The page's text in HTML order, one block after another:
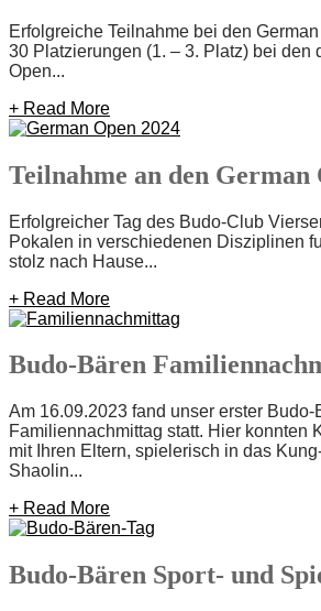
Erfolgreiche Teilnahme bei den
30 Platzierungen (1. – 3. Platz) bei den
Open...
+ Read More
Teilnahme an den German
Erfolgreicher Tag des Budo-Club
Pokalen in verschiedenen Disziplinen
stolz nach Hause...
+ Read More
Budo-Bären
Am 16.09.2023 fand unser erster Budo-
Familiennachmittag statt. Hier konnten
mit Ihren Eltern, spielerisch in das
Shaolin...
+ Read More
Budo-Bären Sport- und